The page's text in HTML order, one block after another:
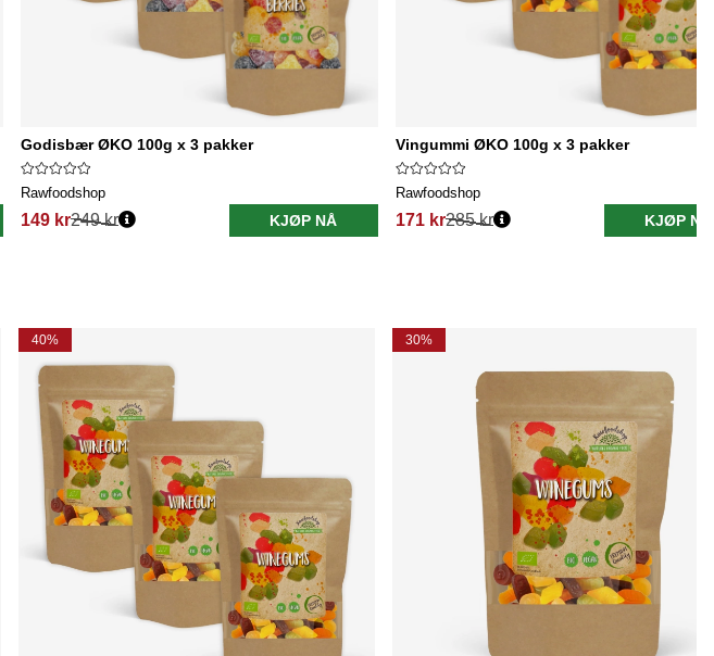
Godisbær ØKO 100g x 3 pakker
Rawfoodshop
149 kr249 kr KJØP NÅ
Vingummi ØKO 100g x 3 pakker
Rawfoodshop
171 kr285 kr KJØP NÅ
40% 30%